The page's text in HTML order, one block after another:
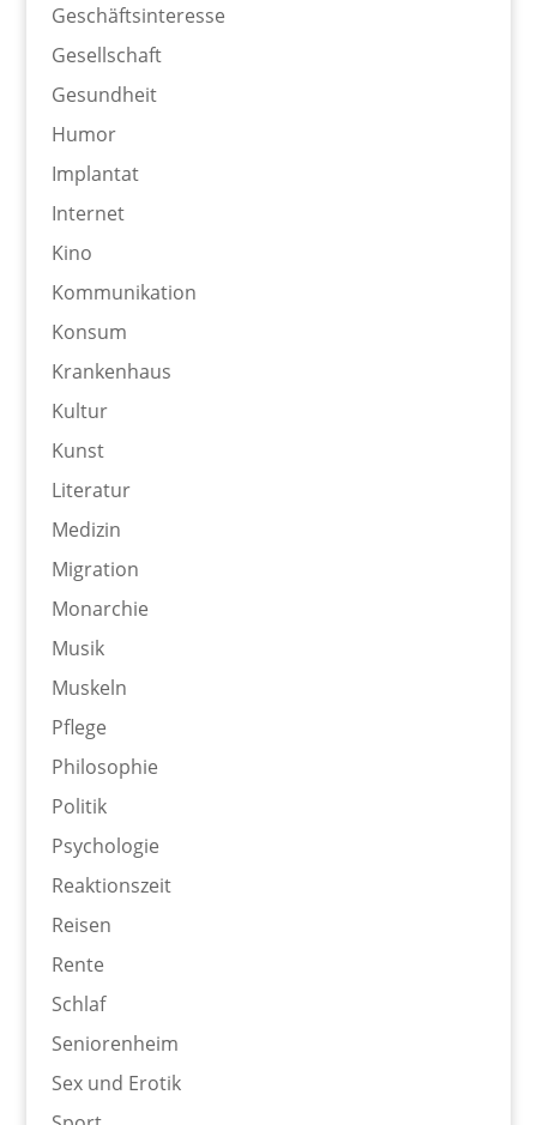
Geschäftsinteresse
Gesellschaft
Gesundheit
Humor
Implantat
Internet
Kino
Kommunikation
Konsum
Krankenhaus
Kultur
Kunst
Literatur
Medizin
Migration
Monarchie
Musik
Muskeln
Pflege
Philosophie
Politik
Psychologie
Reaktionszeit
Reisen
Rente
Schlaf
Seniorenheim
Sex und Erotik